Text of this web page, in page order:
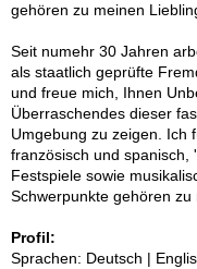
gehören zu meinen
Seit numehr 30 Jahren
als staatlich geprüfte
und freue mich, Ihnen
Überraschendes dieser
Umgebung zu zeigen. Ich
französisch und spanisch,
Festspiele sowie
Schwerpunkte gehören
Profil:
Sprachen: Deutsch |